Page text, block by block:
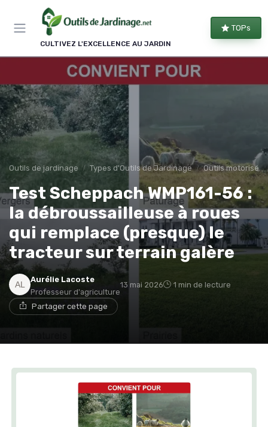
CULTIVEZ L'EXCELLENCE AU JARDIN
TOPs
Outils de jardinage Types d'Outils de Jardinage Outils motorisés
Test Scheppach WMP161-
56 : la débroussailleuse à
roues qui remplace
(presque) le tracteur sur
terrain galère
Aurélie Lacoste
Professeur d'agriculture
13 mai 2026 1 min de lecture
Partager cette page
Panneau de gestion des cookies